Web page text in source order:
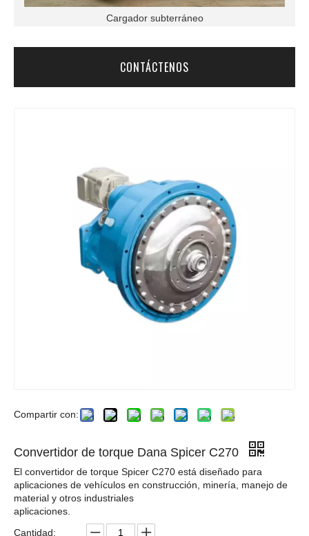
Cargador subterráneo
CONTÁCTENOS
Compartir con:
Convertidor de torque Dana Spicer C270
El convertidor de torque Spicer C270 está diseñado para
aplicaciones de vehículos en construcción, minería, manejo de
material y otros industriales
aplicaciones.
Cantidad: